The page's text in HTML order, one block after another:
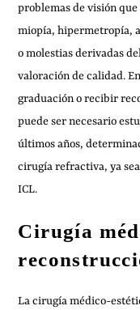
problemas de visión
miopía, hipermetropía,
o molestias derivadas
valoración de calidad.
graduación o recibir
puede ser necesario
últimos años,
cirugía refractiva, ya
ICL.
Cirugía
La cirugía médico-